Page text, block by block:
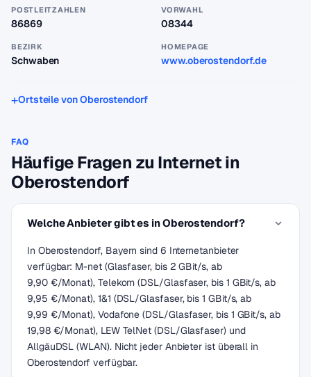
POSTLEITZAHLEN
86869
VORWAHL
08344
BEZIRK
Schwaben
HOMEPAGE
www.oberostendorf.de
Ortsteile von Oberostendorf
FAQ
Häufige Fragen zu Internet in
Oberostendorf
Welche Anbieter gibt es in Oberostendorf?
In Oberostendorf, Bayern sind 6 Internetanbieter
verfügbar: M-net (Glasfaser, bis 2 GBit/s, ab
9,90 €/Monat), Telekom (DSL/Glasfaser, bis 1 GBit/s, ab
9,95 €/Monat), 1&1 (DSL/Glasfaser, bis 1 GBit/s, ab
9,99 €/Monat), Vodafone (DSL/Glasfaser, bis 1 GBit/s, ab
19,98 €/Monat), LEW TelNet (DSL/Glasfaser) und
AllgäuDSL (WLAN). Nicht jeder Anbieter ist überall in
Oberostendorf verfügbar.